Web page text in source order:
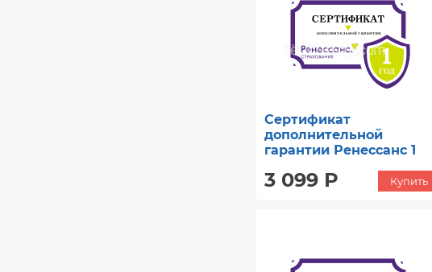
Сертификат
дополнительной
гарантии Ренессанс 1
3 099 Р Купить